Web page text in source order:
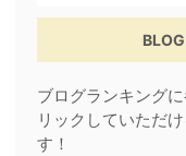
ブログランキング
リックしていただ
す！